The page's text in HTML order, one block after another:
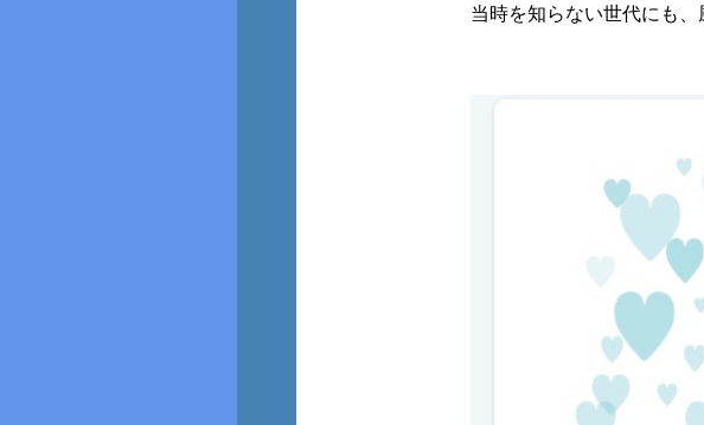
当時を知らない世代にも、